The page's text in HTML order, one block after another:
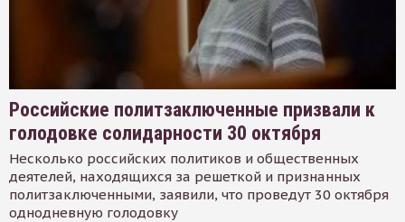
Российские политзаключенные призвали к
голодовке солидарности 30 октября
Несколько российских политиков и общественных
деятелей, находящихся за решеткой и признанных
политзаключенными, заявили, что проведут 30 октября
однодневную голодовку